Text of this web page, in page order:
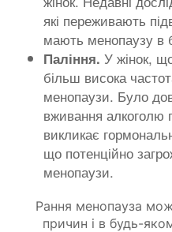
які переживають
мають менопаузу в
Паління. У жінок,
більш висока
менопаузи. Було
вживання алкоголю
викликає
що потенційно
менопаузи.
Рання менопауза
причин і в будь-